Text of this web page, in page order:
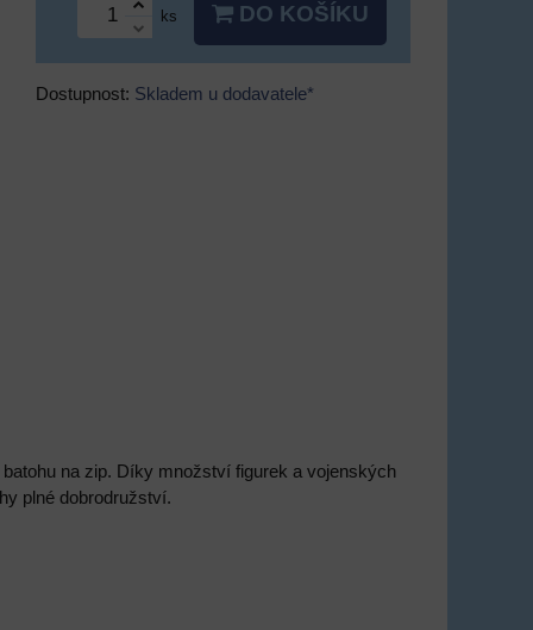
ks DO KOŠÍKU
Dostupnost: Skladem u dodavatele*
na zip. Díky množství figurek a vojenských
plné dobrodružství.